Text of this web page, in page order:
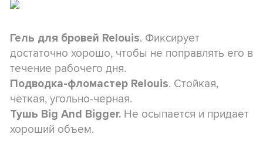
Гель для бровей Relouis. Фиксирует
достаточно хорошо, чтобы не поправлять его в
течение рабочего дня.
Подводка-фломастер Relouis. Стойкая,
четкая, угольно-черная.
Тушь Big And Bigger. Не осыпается и придает
хороший объем.